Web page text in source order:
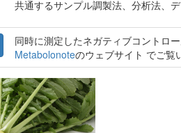
共通するサンプル調製法、分析法、
同時に測定したネガティブコントロ
Metabolonoteのウェブサイト でご覧